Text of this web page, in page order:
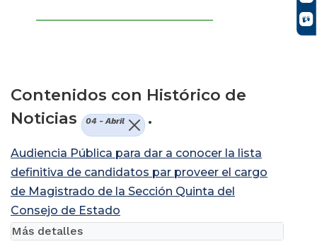
Contenidos con Histórico de
Noticias
04 - Abril .
Audiencia Pública para dar a conocer la lista
definitiva de candidatos par proveer el cargo
de Magistrado de la Sección Quinta del
Consejo de Estado
Más detalles